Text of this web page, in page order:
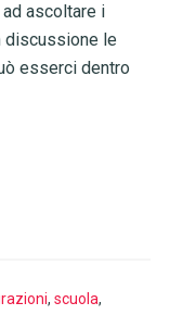
ascoltare i
discussione le
esserci dentro
, scuola,